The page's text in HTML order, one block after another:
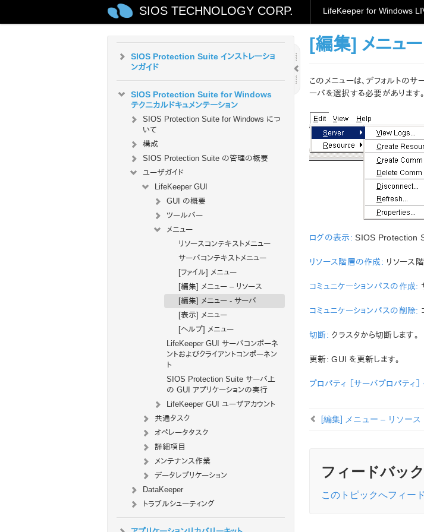
SIOS TECHNOLOGY CORP. LifeKeeper for Windows
SIOS Protection Suite インストレーショ
ンガイド
SIOS Protection Suite for Windows
テクニカルドキュメンテーション
SIOS Protection Suite for Windows につ
いて
構成
SIOS Protection Suite の管理の概要
ユーザガイド
LifeKeeper GUI
GUI の概要
ツールバー
メニュー
リソースコンテキストメニュー
サーバコンテキストメニュー
[ファイル] メニュー
[編集] メニュー – リソース
[編集] メニュー - サーバ
[表示] メニュー
[ヘルプ] メニュー
LifeKeeper GUI サーバコンポーネ
ントおよびクライアントコンポーネン
ト
SIOS Protection Suite サーバ上
の GUI アプリケーションの実行
LifeKeeper GUI ユーザアカウント
共通タスク
オペレータタスク
詳細項目
メンテナンス作業
データレプリケーション
DataKeeper
トラブルシューティング
[編集] メニュ
このメニューは、デフォルトの
ーバを選択する必要があります。
ログの表示: SIOS Protection
リソース階層の作成: リソース
コミュニケーションパスの作成:
コミュニケーションパスの削除:
切断: クラスタから切断します。
更新: GUI を更新します。
プロパティ ［サーバプロパティ
[編集] メニュー – リソース
フィードバック
このトピックへフィー